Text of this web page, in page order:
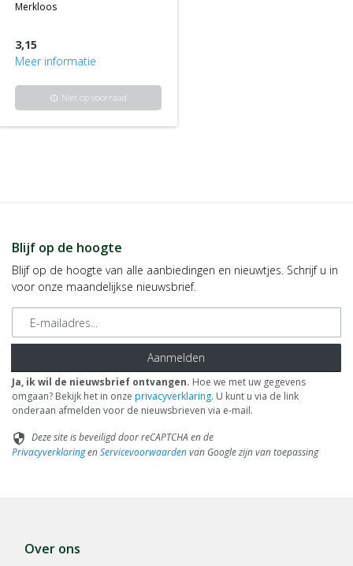
merkloos
3,15
Meer informatie
info Niet op voorraad
Blijf op de hoogte
Blijf op de hoogte van alle aanbiedingen en nieuwtjes. Schrijf u in
voor onze maandelijkse nieuwsbrief.
E-mailadres
Aanmelden
Ja, ik wil de nieuwsbrief ontvangen. Hoe we met uw gegevens
omgaan? Bekijk het in onze privacyverklaring. U kunt u via de link
onderaan afmelden voor de nieuwsbrieven via e-mail.
security Deze site is beveiligd door reCAPTCHA en de
PrivacyverklaringenServicevoorwaardenvan Google zijn van toepassing
Over ons